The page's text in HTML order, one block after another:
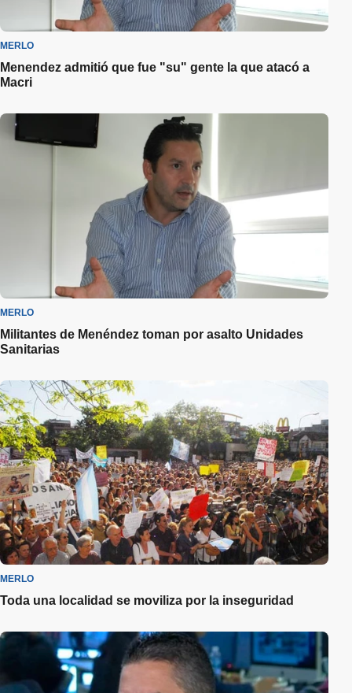
MERLO
Menendez admitió que fue "su" gente la que atacó a
Macri
MERLO
Militantes de Menéndez toman por asalto Unidades
Sanitarias
MERLO
Toda una localidad se moviliza por la inseguridad